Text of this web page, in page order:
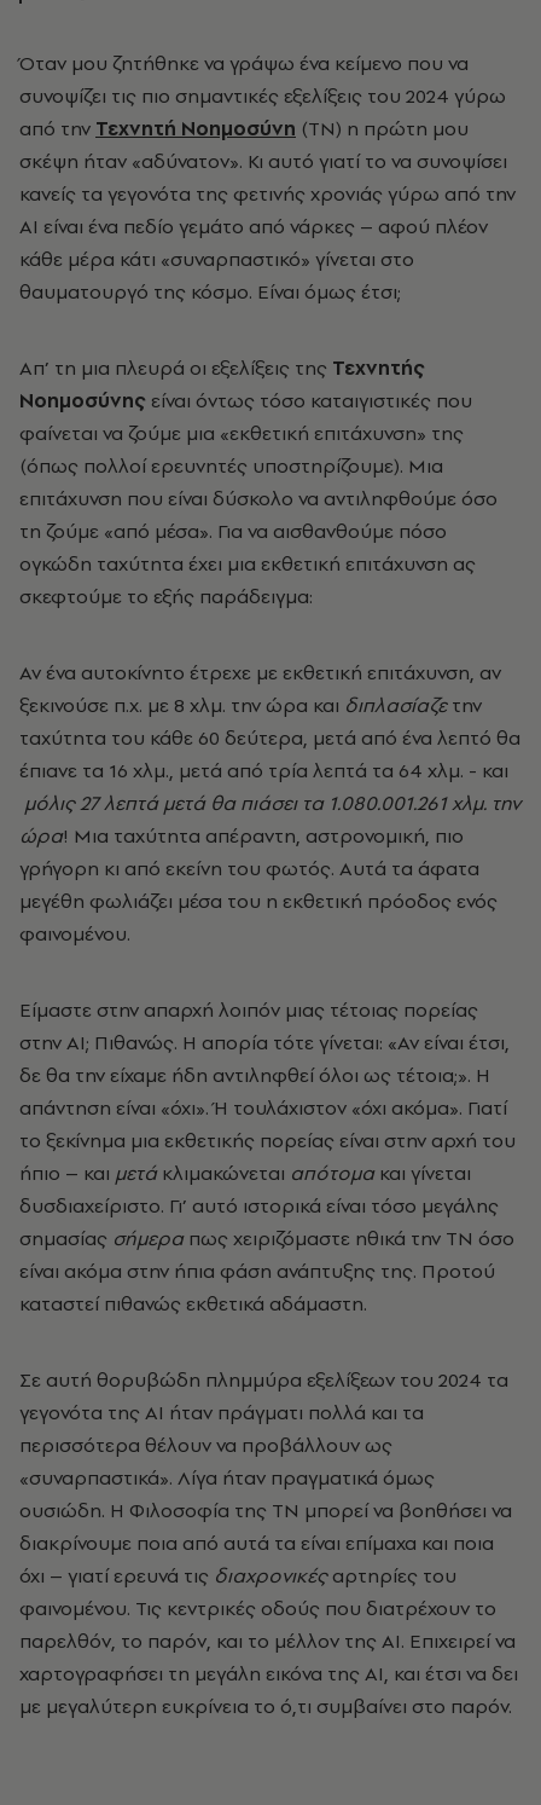
Όταν μου ζητήθηκε να γράψω ένα κείμενο που να
συνοψίζει τις πιο σημαντικές εξελίξεις του 2024 γύρω
από την Τεχνητή Νοημοσύνη (ΤΝ) η πρώτη μου
σκέψη ήταν «αδύνατον». Κι αυτό γιατί το να συνοψίσει
κανείς τα γεγονότα της φετινής χρονιάς γύρω από την
ΑΙ είναι ένα πεδίο γεμάτο από νάρκες – αφού πλέον
κάθε μέρα κάτι «συναρπαστικό» γίνεται στο
θαυματουργό της κόσμο. Είναι όμως έτσι;
Απ’ τη μια πλευρά οι εξελίξεις της Τεχνητής
Νοημοσύνης είναι όντως τόσο καταιγιστικές που
φαίνεται να ζούμε μια «εκθετική επιτάχυνση» της
(όπως πολλοί ερευνητές υποστηρίζουμε). Μια
επιτάχυνση που είναι δύσκολο να αντιληφθούμε όσο
τη ζούμε «από μέσα». Για να αισθανθούμε πόσο
ογκώδη ταχύτητα έχει μια εκθετική επιτάχυνση ας
σκεφτούμε το εξής παράδειγμα:
Αν ένα αυτοκίνητο έτρεχε με εκθετική επιτάχυνση, αν
ξεκινούσε π.χ. με 8 χλμ. την ώρα και διπλασίαζετην
ταχύτητα του κάθε 60 δεύτερα, μετά από ένα λεπτό θα
έπιανε τα 16 χλμ., μετά από τρία λεπτά τα 64 χλμ. - και
μόλις 27 λεπτά μετά θα πιάσει τα 1.080.001.261 χλμ. την
ώρα! Μια ταχύτητα απέραντη, αστρονομική, πιο
γρήγορη κι από εκείνη του φωτός. Αυτά τα άφατα
μεγέθη φωλιάζει μέσα του η εκθετική πρόοδος ενός
φαινομένου.
Είμαστε στην απαρχή λοιπόν μιας τέτοιας πορείας
στην ΑΙ; Πιθανώς. Η απορία τότε γίνεται: «Αν είναι έτσι,
δε θα την είχαμε ήδη αντιληφθεί όλοι ως τέτοια;». Η
απάντηση είναι «όχι». Ή τουλάχιστον «όχι ακόμα». Γιατί
το ξεκίνημα μια εκθετικής πορείας είναι στην αρχή του
ήπιο – και μετάκλιμακώνεται απότομακαι γίνεται
δυσδιαχείριστο. Γι’ αυτό ιστορικά είναι τόσο μεγάλης
σημασίας σήμεραπως χειριζόμαστε ηθικά την ΤΝ όσο
είναι ακόμα στην ήπια φάση ανάπτυξης της. Προτού
καταστεί πιθανώς εκθετικά αδάμαστη.
Σε αυτή θορυβώδη πλημμύρα εξελίξεων του 2024 τα
γεγονότα της ΑΙ ήταν πράγματι πολλά και τα
περισσότερα θέλουν να προβάλλουν ως
«συναρπαστικά». Λίγα ήταν πραγματικά όμως
ουσιώδη. Η Φιλοσοφία της ΤΝ μπορεί να βοηθήσει να
διακρίνουμε ποια από αυτά τα είναι επίμαχα και ποια
όχι – γιατί ερευνά τις διαχρονικέςαρτηρίες του
φαινομένου. Τις κεντρικές οδούς που διατρέχουν το
παρελθόν, το παρόν, και το μέλλον της ΑΙ. Επιχειρεί να
χαρτογραφήσει τη μεγάλη εικόνα της ΑΙ, και έτσι να δει
με μεγαλύτερη ευκρίνεια το ό,τι συμβαίνει στο παρόν.